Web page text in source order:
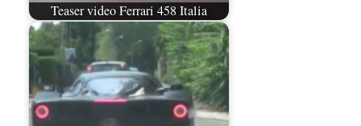
Teaser video Ferrari 458 Italia